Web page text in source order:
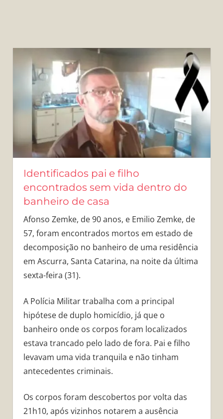
Identificados pai e filho
encontrados sem vida dentro do
banheiro de casa
Afonso Zemke, de 90 anos, e Emilio Zemke, de
57, foram encontrados mortos em estado de
decomposição no banheiro de uma residência
em Ascurra, Santa Catarina, na noite da última
sexta-feira (31).
A Polícia Militar trabalha com a principal
hipótese de duplo homicídio, já que o
banheiro onde os corpos foram localizados
estava trancado pelo lado de fora. Pai e filho
levavam uma vida tranquila e não tinham
antecedentes criminais.
Os corpos foram descobertos por volta das
21h10, após vizinhos notarem a ausência